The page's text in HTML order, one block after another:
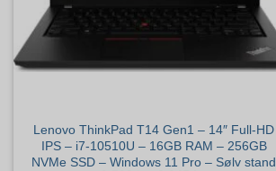
Lenovo ThinkPad T14 Gen1 – 14″ Full-HD
IPS – i7-10510U – 16GB RAM – 256GB
NVMe SSD – Windows 11 Pro – Sølv stand